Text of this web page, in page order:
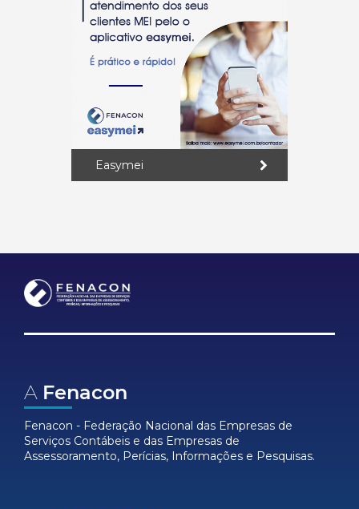
Easymei
A Fenacon
Fenacon - Federação Nacional das Empresas de
Serviços Contábeis e das Empresas de
Assessoramento, Perícias, Informações e Pesquisas.